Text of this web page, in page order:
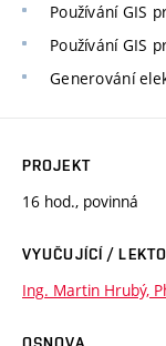
Používání GIS
Používání GIS
Generování
PROJEKT
16 hod., povinná
VYUČUJÍCÍ /
Ing. Martin Hrubý,